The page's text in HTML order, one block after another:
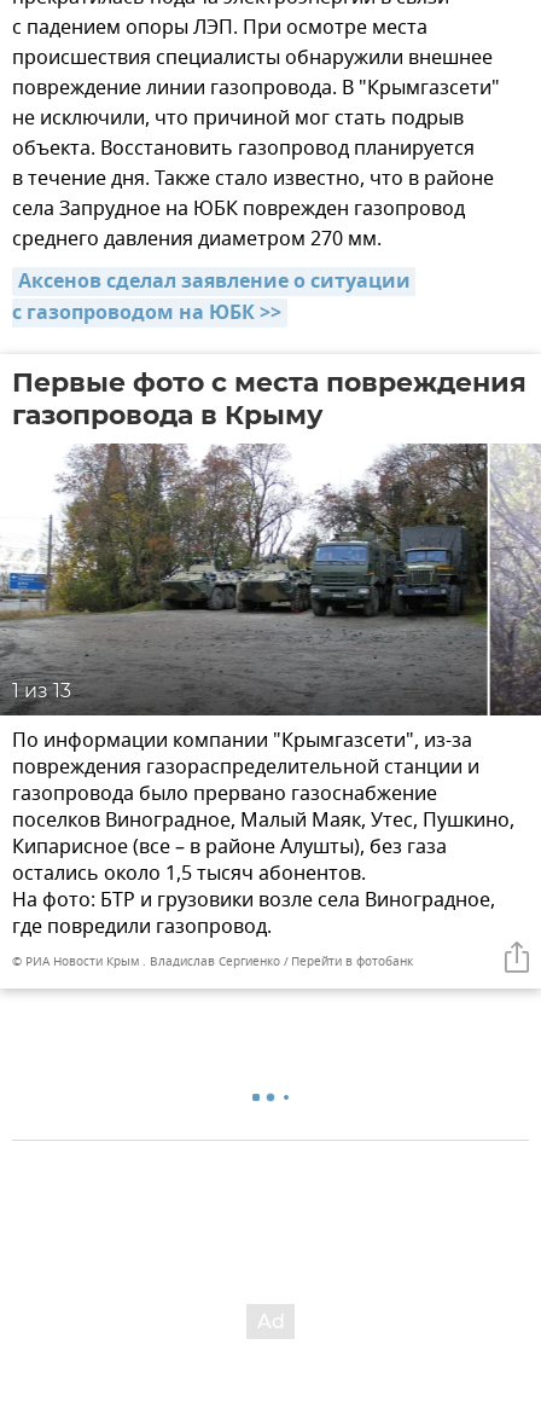
с падением опоры ЛЭП. При осмотре места
происшествия специалисты обнаружили внешнее
повреждение линии газопровода. В "Крымгазсети"
не исключили, что причиной мог стать подрыв
объекта. Восстановить газопровод планируется
в течение дня. Также стало известно, что в районе
села Запрудное на ЮБК поврежден газопровод
среднего давления диаметром 270 мм.
Аксенов сделал заявление о ситуации
с газопроводом на ЮБК >>
Первые фото с места повреждения
газопровода в Крыму
1из 13
По информации компании "Крымгазсети", из-за
повреждения газораспределительной станции и
газопровода было прервано газоснабжение
поселков Виноградное, Малый Маяк, Утес, Пушкино,
Кипарисное (все – в районе Алушты), без газа
остались около 1,5 тысяч абонентов.
На фото: БТР и грузовики возле села Виноградное,
где повредили газопровод.
© РИА Новости Крым . Владислав Сергиенко Перейти в фотобанк